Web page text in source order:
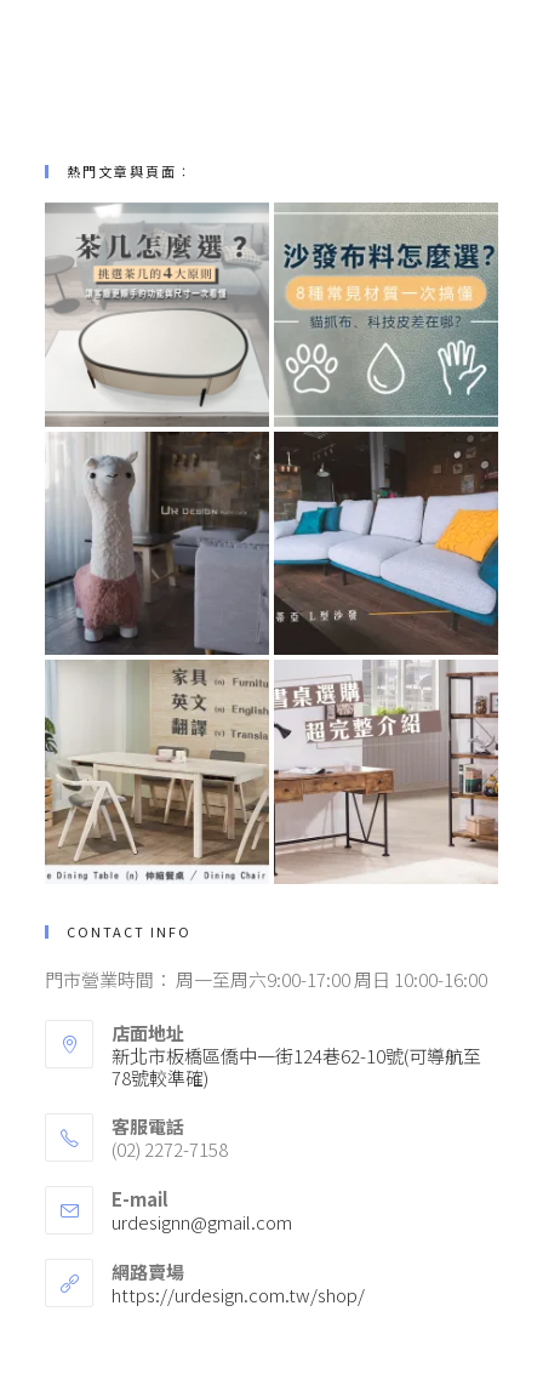
熱門文章與頁面︰
CONTACT INFO
門市營業時間： 周一至周六9:00-17:00 周日 10:00-16:00
店面地址
新北市板橋區僑中一街124巷62-10號(可導航至
78號較準確)
客服電話
(02) 2272-7158
E-mail
urdesignn@gmail.com
網路賣場
https://urdesign.com.tw/shop/